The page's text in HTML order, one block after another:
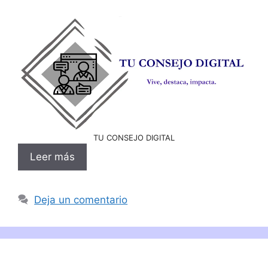
TU CONSEJO DIGITAL
Leer más
Deja un comentario